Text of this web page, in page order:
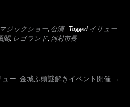
マジックショー, 公演 Tagged イリュー
閣, レゴランド, 河村市長
金城ふ頭謎解きイベント開催 →
ュー